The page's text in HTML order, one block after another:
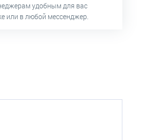
удобным для вас
или в любой мессенджер.